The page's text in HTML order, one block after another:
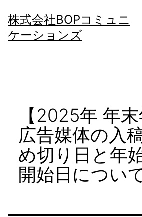
ン
テ
株式会社BOPコミュニ
ケーションズ
【2025年 年
広告媒体の入
め切り日と年
開始日につい